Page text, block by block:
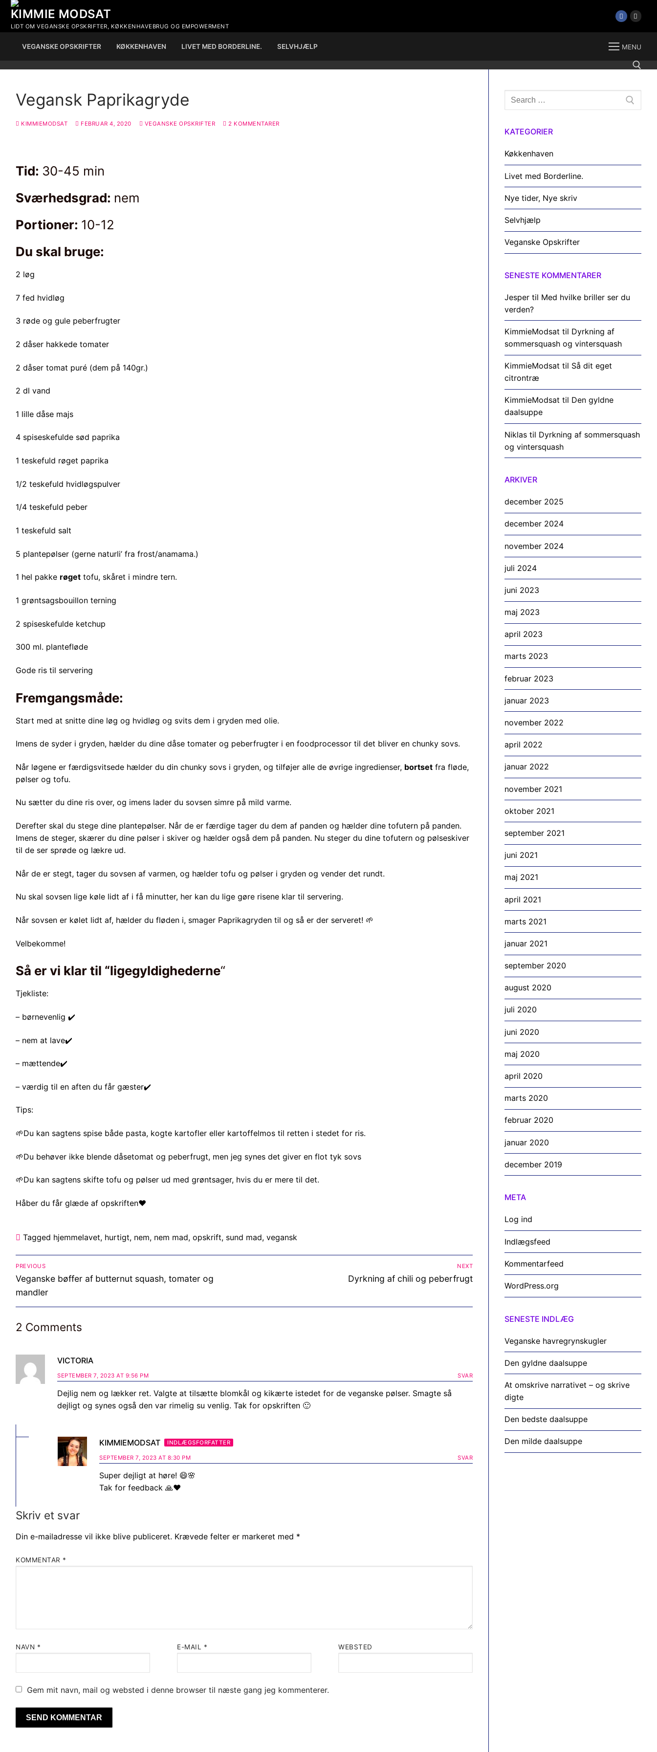
Spring
indhold
KIMMIE MODSAT
LIDT OM VEGANSKE OPSKRIFTER, KØKKENHAVEBRUG OG EMPOWERMENT
VEGANSKE OPSKRIFTER KØKKENHAVEN LIVET MED BORDERLINE. SELVHJÆLP MENU
Søg efter:
Vegansk Paprikagryde
KIMMIEMODSAT FEBRUAR 4, 2020 VEGANSKE OPSKRIFTER 2 KOMMENTARER
Tid: 30-45 min
Sværhedsgrad: nem
Portioner: 10-12
Du skal bruge:
2 løg
7 fed hvidløg
3 røde og gule peberfrugter
2 dåser hakkede tomater
2 dåser tomat puré (dem på 140gr.)
2 dl vand
1 lille dåse majs
4 spiseskefulde sød paprika
1 teskefuld røget paprika
1/2 teskefuld hvidløgspulver
1/4 teskefuld peber
1 teskefuld salt
5 plantepølser (gerne naturli’ fra frost/anamama.)
1 hel pakke røget tofu, skåret i mindre tern.
1 grøntsagsbouillon terning
2 spiseskefulde ketchup
300 ml. plantefløde
Gode ris til servering
Fremgangsmåde:
Start med at snitte dine løg og hvidløg og svits dem i gryden med olie.
Imens de syder i gryden, hælder du dine dåse tomater og peberfrugter i en foodprocessor til det bliver en chunky sovs.
Når løgene er færdigsvitsede hælder du din chunky sovs i gryden, og tilføjer alle de øvrige ingredienser, bortset fra fløde,
pølser og tofu.
Nu sætter du dine ris over, og imens lader du sovsen simre på mild varme.
Derefter skal du stege dine plantepølser. Når de er færdige tager du dem af panden og hælder dine tofutern på panden.
Imens de steger, skærer du dine pølser i skiver og hælder også dem på panden. Nu steger du dine tofutern og pølseskiver
til de ser sprøde og lækre ud.
Når de er stegt, tager du sovsen af varmen, og hælder tofu og pølser i gryden og vender det rundt.
Nu skal sovsen lige køle lidt af i få minutter, her kan du lige gøre risene klar til servering.
Når sovsen er kølet lidt af, hælder du fløden i, smager Paprikagryden til og så er der serveret! 🌱
Velbekomme!
Så er vi klar til “ligegyldighederne“
Tjekliste:
– børnevenlig ✔️
– nem at lave✔️
– mættende✔️
– værdig til en aften du får gæster✔️
Tips:
🌱Du kan sagtens spise både pasta, kogte kartofler eller kartoffelmos til retten i stedet for ris.
🌱Du behøver ikke blende dåsetomat og peberfrugt, men jeg synes det giver en flot tyk sovs
🌱Du kan sagtens skifte tofu og pølser ud med grøntsager, hvis du er mere til det.
Håber du får glæde af opskriften❤️
Tagged hjemmelavet, hurtigt, nem, nem mad, opskrift, sund mad, vegansk
Indlægsnavigation
PREVIOUS
Previous
post:
Veganske bøffer af butternut squash, tomater og
mandler
NEXT
Next
Dyrkning af chili og peberfrugt
2 Comments
VICTORIA
SEPTEMBER 7, 2023 AT 9:56 PM SVAR
Dejlig nem og lækker ret. Valgte at tilsætte blomkål og kikærte istedet for de veganske pølser. Smagte så
dejligt og synes også den var rimelig su venlig. Tak for opskriften 🙂
KIMMIEMODSAT INDLÆGSFORFATTER
SEPTEMBER 7, 2023 AT 8:30 PM SVAR
Super dejligt at høre! 😄🌸
Tak for feedback 🙏❤️
Skriv et svar
Din e-mailadresse vil ikke blive publiceret. Krævede felter er markeret med *
KOMMENTAR *
NAVN * E-MAIL * WEBSTED
Gem mit navn, mail og websted i denne browser til næste gang jeg kommenterer.
Søg
efter:
KATEGORIER
Køkkenhaven
Livet med Borderline.
Nye tider, Nye skriv
Selvhjælp
Veganske Opskrifter
SENESTE KOMMENTARER
Jesper til Med hvilke briller ser du
verden?
KimmieModsat til Dyrkning af
sommersquash og vintersquash
KimmieModsat til Så dit eget
citrontræ
KimmieModsat til Den gyldne
daalsuppe
Niklas til Dyrkning af sommersquash
og vintersquash
ARKIVER
december 2025
december 2024
november 2024
juli 2024
juni 2023
maj 2023
april 2023
marts 2023
februar 2023
januar 2023
november 2022
april 2022
januar 2022
november 2021
oktober 2021
september 2021
juni 2021
maj 2021
april 2021
marts 2021
januar 2021
september 2020
august 2020
juli 2020
juni 2020
maj 2020
april 2020
marts 2020
februar 2020
januar 2020
december 2019
META
Log ind
Indlægsfeed
Kommentarfeed
WordPress.org
SENESTE INDLÆG
Veganske havregrynskugler
Den gyldne daalsuppe
At omskrive narrativet – og skrive
digte
Den bedste daalsuppe
Den milde daalsuppe